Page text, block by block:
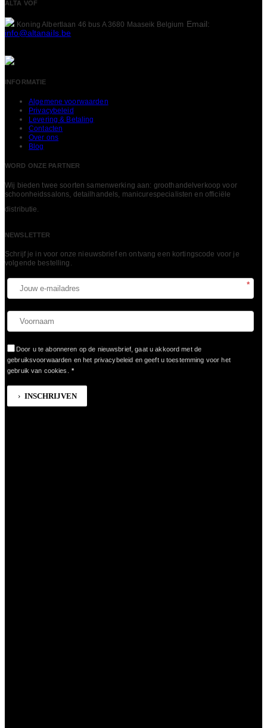
ALTA VOF
Koning Albertlaan 46 bus A 3680 Maaseik Belgium Email:
info@altanails.be
INFORMATIE
Algemene voorwaarden
Privacybeleid
Levering & Betaling
Contacten
Over ons
Blog
WORD ONZE PARTNER
Wij bieden twee soorten samenwerking aan: groothandelverkoop voor
schoonheidssalons, detailhandels, manicurespecialisten en officiële
distributie.
NEWSLETTER
Schrijf je in voor onze nieuwsbrief en ontvang een kortingscode voor je
volgende bestelling.​
*
Door u te abonneren op de nieuwsbrief, gaat u akkoord met de
gebruiksvoorwaarden en het privacybeleid en geeft u toestemming voor het
gebruik van cookies. *
INSCHRIJVEN